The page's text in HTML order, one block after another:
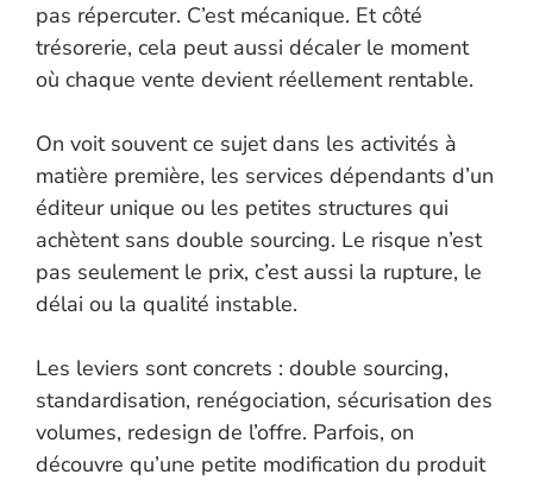
pas répercuter. C’est mécanique. Et côté
trésorerie, cela peut aussi décaler le moment
où chaque vente devient réellement rentable.
On voit souvent ce sujet dans les activités à
matière première, les services dépendants d’un
éditeur unique ou les petites structures qui
achètent sans double sourcing. Le risque n’est
pas seulement le prix, c’est aussi la rupture, le
délai ou la qualité instable.
Les leviers sont concrets : double sourcing,
standardisation, renégociation, sécurisation des
volumes, redesign de l’offre. Parfois, on
découvre qu’une petite modification du produit